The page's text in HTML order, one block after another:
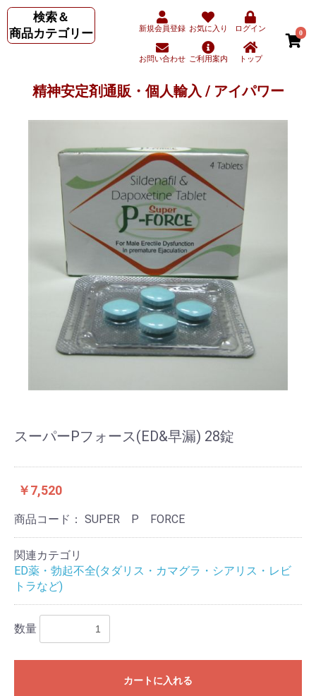
検索＆
商品カテゴリー
新規会員登録 お気に入り ログイン
お問い合わせ ご利用案内 トップ
0
精神安定剤通販・個人輸入 / アイパワー
スーパーPフォース(ED&早漏) 28錠
￥7,520
商品コード： SUPER P FORCE
関連カテゴリ
ED薬・勃起不全(タダリス・カマグラ・シアリス・レビ
トラなど)
数量
カートに入れる